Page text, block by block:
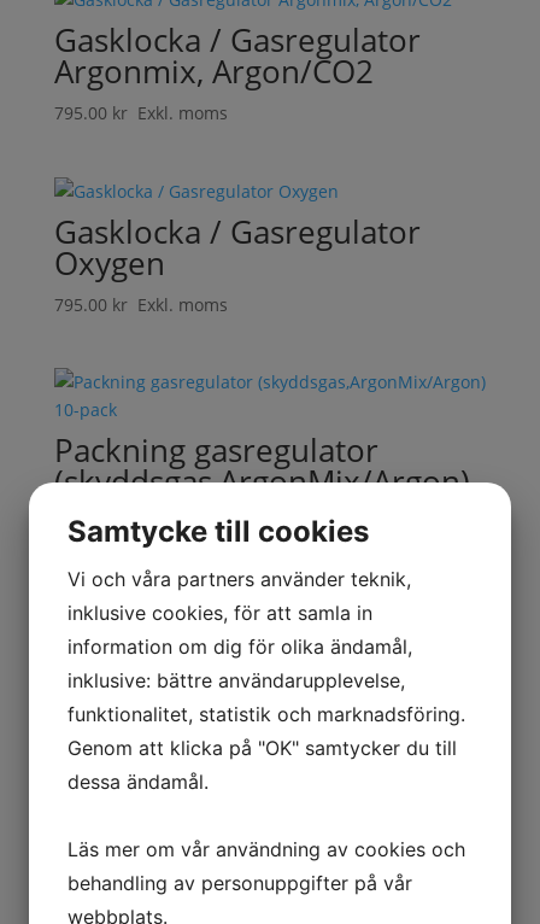
Gasklocka / Gasregulator
Argonmix, Argon/CO2
795.00 krExkl. moms
Gasklocka / Gasregulator
Oxygen
795.00 krExkl. moms
Packning gasregulator
(skyddsgas,ArgonMix/Argon)
10-pack
Exkl. moms
Packning gasregulator
Oxygen 10-pack
127.00krExkl. moms
VERKSTAD
ARBETSKLÄDER
Samtycke till cookies
Vi och våra partners använder teknik,
inklusive cookies, för att samla in
information om dig för olika ändamål,
inklusive: bättre användarupplevelse,
funktionalitet, statistik och marknadsföring.
Genom att klicka på "OK" samtycker du till
dessa ändamål.
Läs mer om vår användning av cookies och
behandling av personuppgifter på vår
webbplats.